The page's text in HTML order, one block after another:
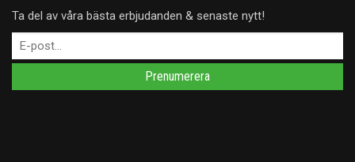
Ta del av våra bästa erbjudanden & senaste nytt!
Prenumerera